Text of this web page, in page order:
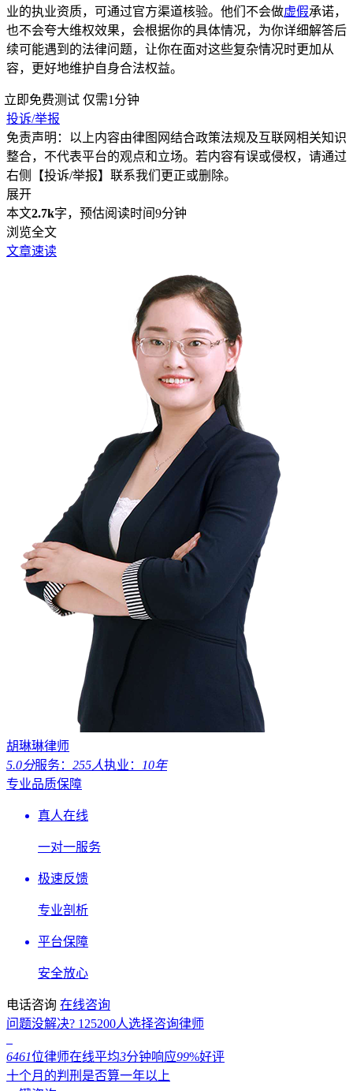
业的执业资质，可通过官方渠道核验。他们不会做虚假承诺，
也不会夸大维权效果，会根据你的具体情况，为你详细解答后
续可能遇到的法律问题，让你在面对这些复杂情况时更加从
容，更好地维护自身合法权益。
立即免费测试 仅需1分钟
投诉/举报
免责声明：以上内容由律图网结合政策法规及互联网相关知识
整合，不代表平台的观点和立场。若内容有误或侵权，请通过
右侧【投诉/举报】联系我们更正或删除。
展开
本文2.7k字，预估阅读时间9分钟
浏览全文
文章速读
胡琳琳律师
5.0分服务： 255人执业：
10年
专业品质保障
真人在线
一对一服务
极速反馈
专业剖析
平台保障
安全放心
电话咨询 在线咨询
问题没解决? 125200人选择咨询律师
6461位律师在线平均3分钟响应99%好评
十个月的判刑是否算一年以上